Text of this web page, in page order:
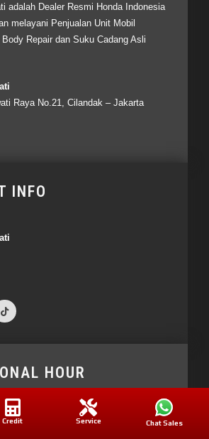
Credit Service Chat Sales
adalah Dealer Resmi Honda Indonesia
melayani Penjualan Unit Mobil
Repair dan Suku Cadang Asli
Raya No.21, Cilandak – Jakarta
INFO
HOUR